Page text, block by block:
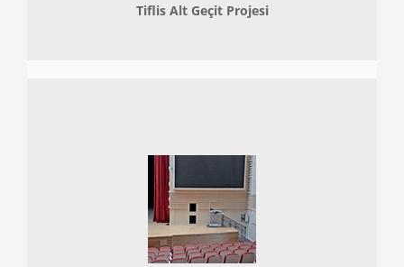
Tiflis Alt Geçit Projesi